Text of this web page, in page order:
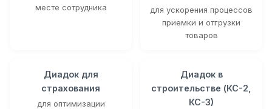
месте сотрудника
для ускорения процессов
приемки и отгрузки
товаров
Диадок для
страхования
для оптимизации
Диадок в
строительстве (КС-2,
КС-3)